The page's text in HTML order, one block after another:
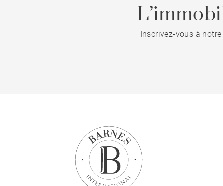
Inscrivez-vous à